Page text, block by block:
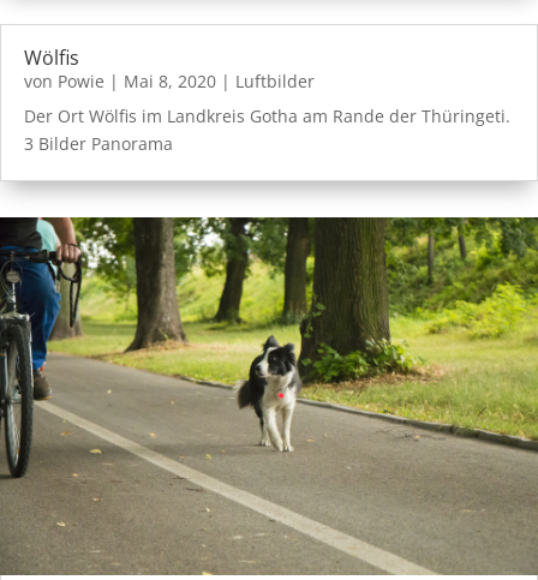
Wölfis
von Powie | Mai 8, 2020 | Luftbilder
Der Ort Wölfis im Landkreis Gotha am Rande der Thüringeti.
3 Bilder Panorama